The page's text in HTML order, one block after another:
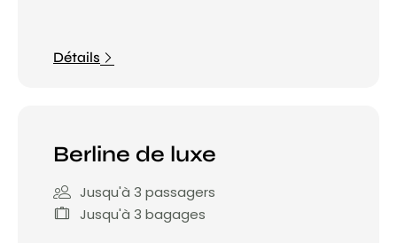
Détails
Berline de luxe
Jusqu'à 3 passagers
Jusqu'à 3 bagages